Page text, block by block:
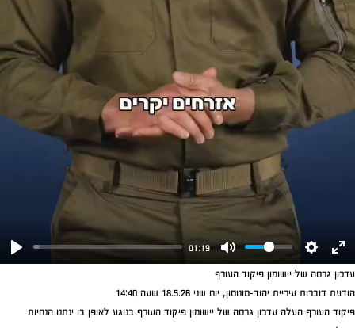
Play
01:19
Mute Settings
עדכון גרסה של יישומון פיקוד העורף
הודעת דוברות עיריית יהוד-מונוסון, יום שני 18.5.26 שעה 14:40
פיקוד העורף העלה עדכון גרסה של יישומון פיקוד העורף בנוגע לאופן בו ינתנו הנחיות